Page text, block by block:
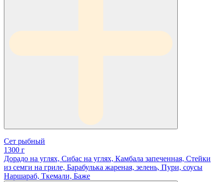
Сет рыбный
1300 г
Дорадо на углях, Сибас на углях, Камбала запеченная, Стейки
из семги на гриле, Барабулька жареная, зелень, Пури, соусы
Наршараб, Ткемали, Баже